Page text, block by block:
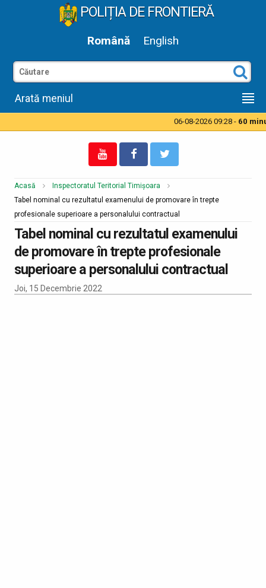
POLIȚIA DE FRONTIERĂ
Română English
Arată meniul
06-08-2026 09:28 - 60
Acasă
Inspectoratul Teritorial Timișoara
Tabel nominal cu rezultatul examenului de promovare în trepte
profesionale superioare a personalului contractual
Tabel nominal cu rezultatul examenului
de promovare în trepte profesionale
superioare a personalului contractual
Joi, 15 Decembrie 2022